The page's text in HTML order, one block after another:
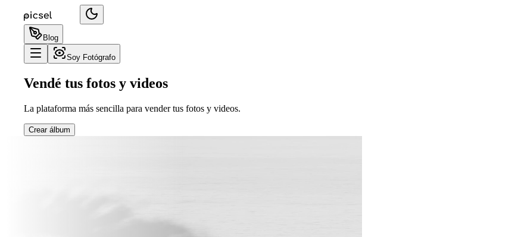
Blog
Soy Fotógrafo
Vendé tus fotos y videos
La plataforma más sencilla para vender tus fotos y videos.
Crear álbum